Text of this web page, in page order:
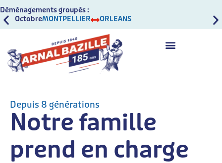
Déménagements groupés :
OctobreMONTPELLIER ORLEANS
Depuis 8 générations
Notre famille
prend en charge